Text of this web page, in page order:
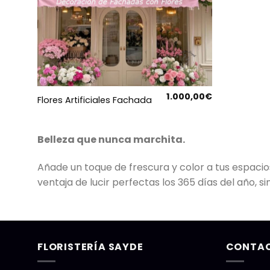
Flores Artificiales Fachada 1.000,00€
Belleza que nunca marchita.
Añade un toque de frescura y color a tus
ventaja de lucir perfectas los 365 días del año,
FLORISTERÍA SAYDE